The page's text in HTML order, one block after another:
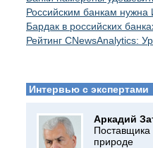
Российским банкам нужна
Бардак в российских
Рейтинг CNewsAnalytics:
Интервью с экспертами
Аркадий
Поставщика
природе